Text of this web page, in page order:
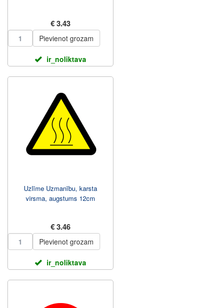
€ 3.43
Pievienot grozam
ir_noliktava
Uzlīme Uzmanību, karsta
virsma, augstums 12cm
€ 3.46
Pievienot grozam
ir_noliktava